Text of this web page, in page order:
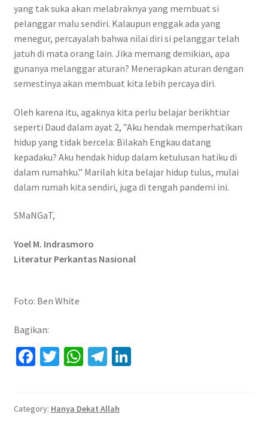
yang tak suka akan melabraknya yang membuat si
pelanggar malu sendiri. Kalaupun enggak ada yang
menegur, percayalah bahwa nilai diri si pelanggar telah
jatuh di mata orang lain. Jika memang demikian, apa
gunanya melanggar aturan? Menerapkan aturan dengan
semestinya akan membuat kita lebih percaya diri.
Oleh karena itu, agaknya kita perlu belajar berikhtiar
seperti Daud dalam ayat 2, ”Aku hendak memperhatikan
hidup yang tidak bercela: Bilakah Engkau datang
kepadaku? Aku hendak hidup dalam ketulusan hatiku di
dalam rumahku.” Marilah kita belajar hidup tulus, mulai
dalam rumah kita sendiri, juga di tengah pandemi ini.
SMaNGaT,
Yoel M. Indrasmoro
Literatur Perkantas Nasional
Foto: Ben White
Bagikan:
Fa
o
T
er
W
sA
Te
a
Li
Category: Hanya Dekat Allah